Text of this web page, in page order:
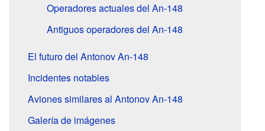
Operadores actuales del An-148
Antiguos operadores del An-148
El futuro del Antonov An-148
Incidentes notables
Aviones similares al Antonov An-148
Galería de imágenes